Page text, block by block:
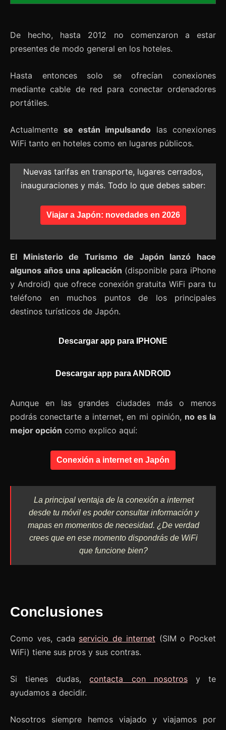
De hecho, hasta 2012 no comenzaron a estar
presentes de modo general en los hoteles.
Hasta entonces solo se ofrecían conexiones
mediante cable de red para conectar ordenadores
portátiles.
Actualmente se están impulsando las conexiones
WiFi tanto en hoteles como en lugares públicos.
Nuevas tarifas en transporte, lugares cerrados,
inauguraciones y más. Todo lo que debes saber:
Viajar a Japón: novedades en 2026
El Ministerio de Turismo de Japón lanzó hace
algunos años una aplicación (disponible para iPhone
y Android) que ofrece conexión gratuita WiFi para tu
teléfono en muchos puntos de los principales
destinos turísticos de Japón.
Descargar app para IPHONE
Descargar app para ANDROID
Aunque en las grandes ciudades más o menos
podrás conectarte a internet, en mi opinión, no es la
mejor opción como explico aquí:
Conexión a internet en Japón
La principal ventaja de la conexión a internet
desde tu móvil es poder consultar información y
mapas en momentos de necesidad. ¿De verdad
crees que en ese momento dispondrás de WiFi
que funcione bien?
Conclusiones
Como ves, cada servicio de internet (SIM o Pocket
WiFi) tiene sus pros y sus contras.
Si tienes dudas,contacta con nosotrosy te
ayudamos a decidir.
Nosotros siempre hemos viajado y viajamos por